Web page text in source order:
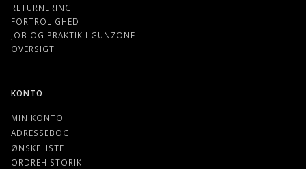
RETURNERING
FORTROLIGHED
JOB OG PRAKTIK I GUNZONE
OVERSIGT
KONTO
MIN KONTO
ADRESSEBOG
ØNSKELISTE
ORDREHISTORIK